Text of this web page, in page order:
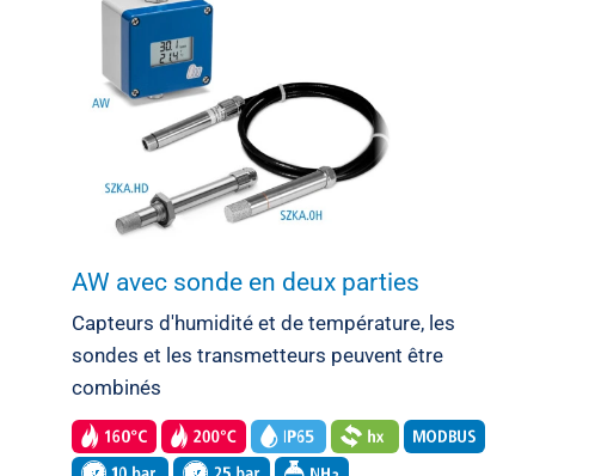
AW avec sonde en deux parties
Capteurs d'humidité et de température, les
sondes et les transmetteurs peuvent être
combinés